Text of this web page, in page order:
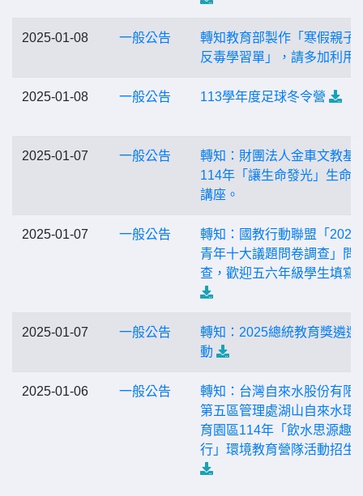
2025-01-08 一般公告
轉知教育部製作「寒假親子
反毒學習單」，請多加利用
2025-01-08 一般公告 113學年度足球冬令營
2025-01-07 一般公告
轉知：財團法人金車文教基
114年「讓生命發光」生命
講座。
2025-01-07 一般公告
轉知：國教行動聯盟「2025
青年十大議題問卷調查」問
查，歡迎五六年級學生填寫
2025-01-07 一般公告
轉知：2025總統教育獎遴選
動
2025-01-06 一般公告
轉知：台灣自來水股份有限
第五區管理處湖山自來水環
育園區114年「飲水思源趣
行」環境教育營隊活動招生